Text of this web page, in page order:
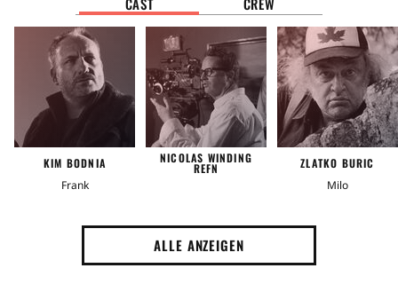
Handlung
Cannabis Unterhaltungsmusik Gewalt
Schulden Drogenboss Wettlauf gegen die Zeit
See Prostitution Schuss in den Kopf
Drogensucht
KIM BODNIA
Frank
NICOLAS WINDING
REFN
ZLATKO BURIC
Milo
ALLE ANZEIGEN